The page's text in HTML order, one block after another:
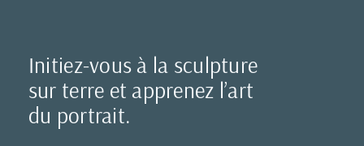
Initiez-vous à la sculpture
sur terre et apprenez l’art
du portrait.